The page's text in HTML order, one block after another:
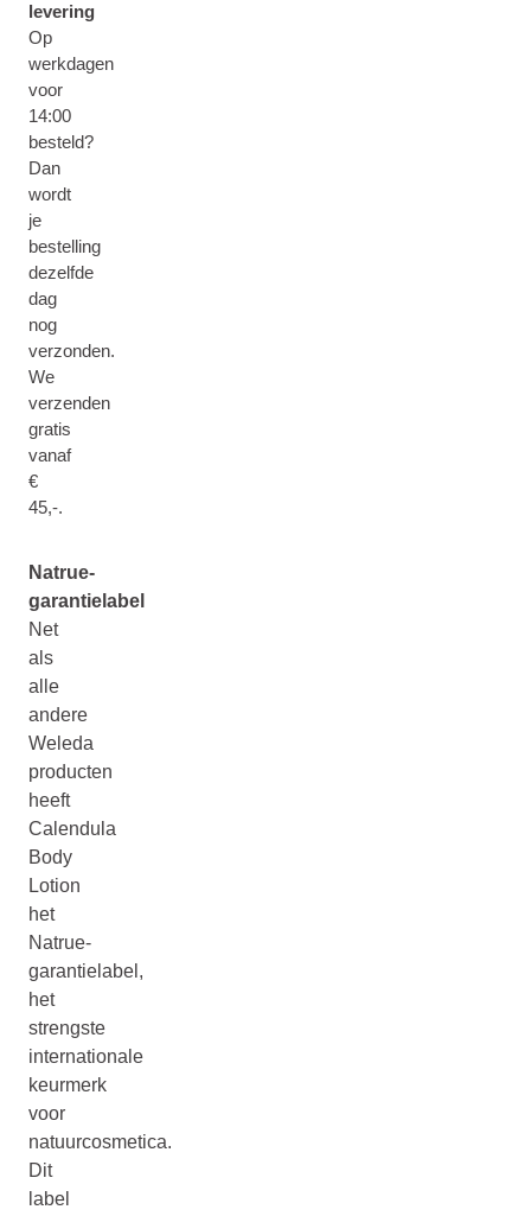
levering
Op
werkdagen
voor
14:00
besteld?
Dan
wordt
je
bestelling
dezelfde
dag
nog
verzonden.
We
verzenden
gratis
vanaf
€
45,-.
Natrue-
garantielabel
Net
als
alle
andere
Weleda
producten
heeft
Calendula
Body
Lotion
het
Natrue-
garantielabel,
het
strengste
internationale
keurmerk
voor
natuurcosmetica.
Dit
label